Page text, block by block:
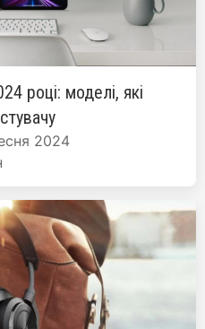
році: моделі, які
2024